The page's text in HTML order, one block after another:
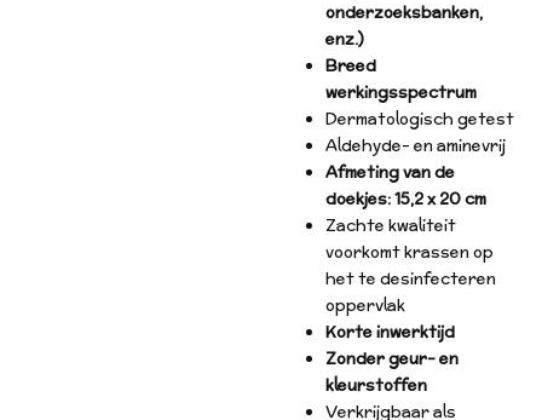
onderzoeksbanken,
enz.)
Breed
werkingsspectrum
Dermatologisch getest
Aldehyde- en aminevrij
Afmeting van de
doekjes: 15,2 x 20 cm
Zachte kwaliteit
voorkomt krassen op
het te desinfecteren
oppervlak
Korte inwerktijd
Zonder geur- en
kleurstoffen
Verkrijgbaar als